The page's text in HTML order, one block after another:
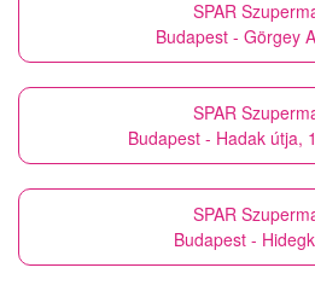
SPAR
Budapest - Görgey
SPAR
Budapest - Hadak útja,
SPAR
Budapest -